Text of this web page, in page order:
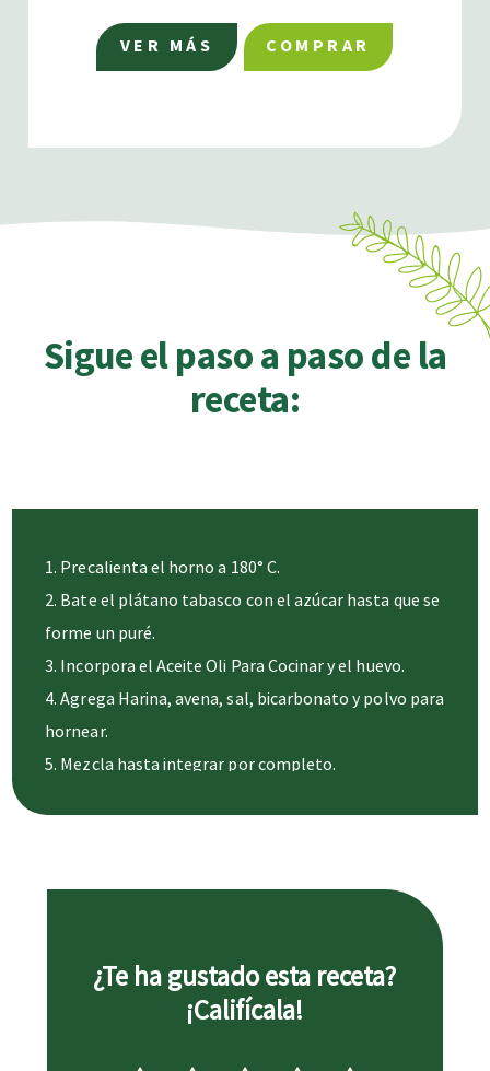
VER MÁS COMPRAR
Sigue el paso a paso de la
receta:
Precalienta el horno a 180° C.
Bate el plátano tabasco con el azúcar hasta que se
forme un puré.
Incorpora el Aceite Oli Para Cocinar y el huevo.
Agrega Harina, avena, sal, bicarbonato y polvo para
hornear.
Mezcla hasta integrar por completo.
salga limpio.
¿Te ha gustado esta receta?
¡Califícala!